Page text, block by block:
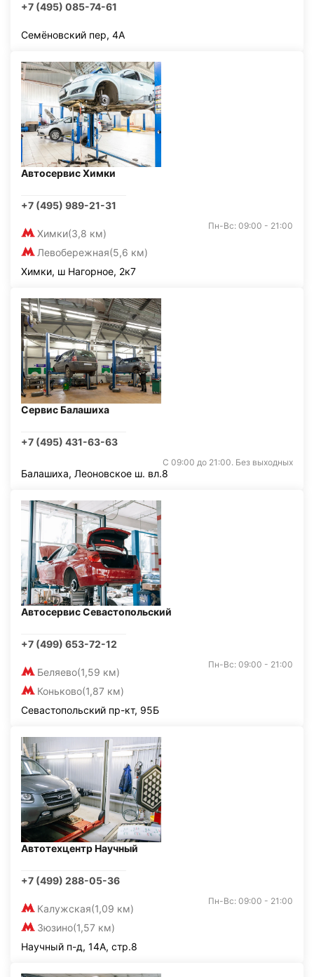
+7 (495) 085-74-61
Семёновский пер, 4А
Автосервис Химки
+7 (495) 989-21-31
Химки(3,8 км)
Левобережная(5,6 км)
Пн-Вс: 09:00 - 21:00
Химки, ш Нагорное, 2к7
Сервис Балашиха
+7 (495) 431-63-63
С 09:00 до 21:00. Без выходных
Балашиха, Леоновское ш. вл.8
Автосервис Севастопольский
+7 (499) 653-72-12
Беляево(1,59 км)
Коньково(1,87 км)
Пн-Вс: 09:00 - 21:00
Севастопольский пр-кт, 95Б
Автотехцентр Научный
+7 (499) 288-05-36
Калужская(1,09 км)
Зюзино(1,57 км)
Пн-Вс: 09:00 - 21:00
Научный п-д, 14А, стр.8